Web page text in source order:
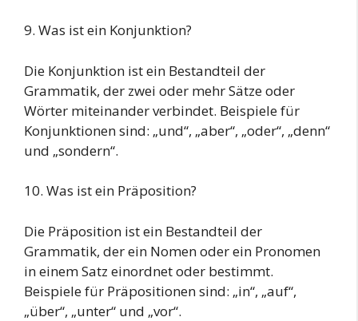
9. Was ist ein Konjunktion?
Die Konjunktion ist ein Bestandteil der
Grammatik, der zwei oder mehr Sätze oder
Wörter miteinander verbindet. Beispiele für
Konjunktionen sind: „und“, „aber“, „oder“, „denn“
und „sondern“.
10. Was ist ein Präposition?
Die Präposition ist ein Bestandteil der
Grammatik, der ein Nomen oder ein Pronomen
in einem Satz einordnet oder bestimmt.
Beispiele für Präpositionen sind: „in“, „auf“,
„über“, „unter“ und „vor“.